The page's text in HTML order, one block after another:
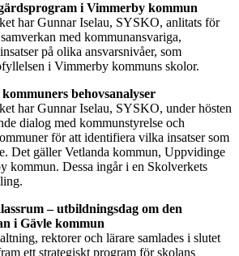
i Vimmerby kommun
har Gunnar Iselau, SYSKO, anlitats för
med kommunansvariga,
på olika ansvarsnivåer, som
i Vimmerby kommuns skolor.
behovsanalyser
har Gunnar Iselau, SYSKO, under hösten
dialog med kommunstyrelse och
för att identifiera vilka insatser som
Det gäller Vetlanda kommun, Uppvidinge
kommun. Dessa ingår i en Skolverkets
– utbildningsdag om den
i Gävle kommun
rektorer och lärare samlades i slutet
ett strategiskt program för skolans